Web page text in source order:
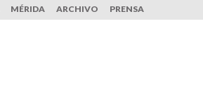
MÉRIDA ARCHIVO PRENSA